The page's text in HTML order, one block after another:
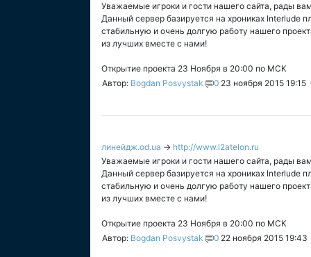
Уважаемые игроки и гости нашего сайта, рады
Данный сервер базируется на хрониках
стабильную и очень долгую работу нашего
из лучших вместе с нами!
Открытие проекта 23 Ноября в 20:00 по МСК
Автор: Bogdan Posvystak 0 23 ноября 2015 19:15
линейдж.od.ua → http://www.l2atelon.ru
Уважаемые игроки и гости нашего сайта, рады
Данный сервер базируется на хрониках
стабильную и очень долгую работу нашего
из лучших вместе с нами!
Открытие проекта 23 Ноября в 20:00 по МСК
Автор: Bogdan Posvystak 0 22 ноября 2015 19:43